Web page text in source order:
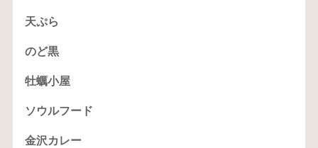
天ぷら
のど黒
牡蠣小屋
ソウルフード
金沢カレー